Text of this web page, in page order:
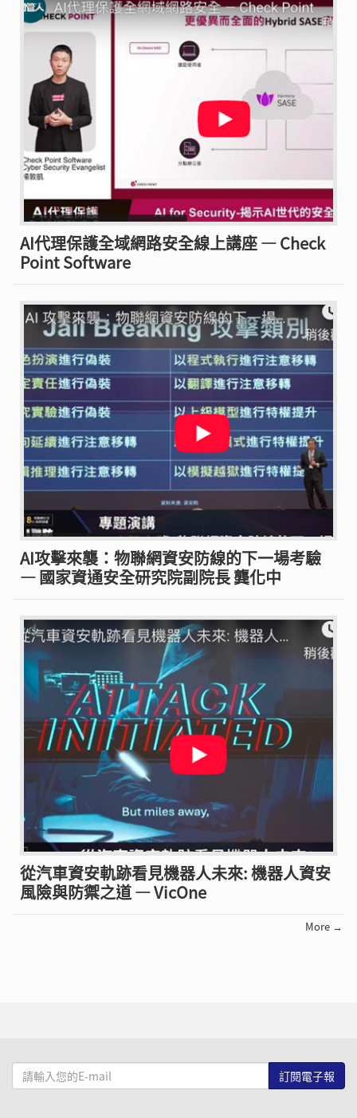
AI代理保護全域網路安全線上講座 — Check
Point Software
AI攻擊來襲：物聯網資安防線的下一場考驗
— 國家資通安全研究院副院長 龔化中
從汽車資安軌跡看見機器人未來: 機器人資安
風險與防禦之道 — VicOne
More →
請
輸